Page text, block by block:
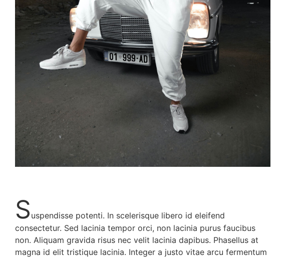
S uspendisse potenti. In scelerisque libero id eleifend
consectetur. Sed lacinia tempor orci, non lacinia purus faucibus
non. Aliquam gravida risus nec velit lacinia dapibus. Phasellus at
magna id elit tristique lacinia. Integer a justo vitae arcu fermentum